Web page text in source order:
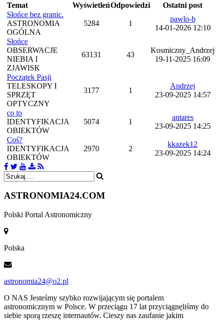
Temat WyświetleńOdpowiedzi
Ostatni post
Słońce bez granic.
ASTRONOMIA
OGÓLNA
5284 1
pawlo-b
14-01-2026 12:10
Słońce
OBSERWACJE
NIEBIA I
ZJAWISK
63131 43
Kosmiczny_Andrzej
19-11-2025 16:09
Początek Pasji
TELESKOPY I
SPRZĘT
OPTYCZNY
3177 1
Andrzej
23-09-2025 14:57
co to
IDENTYFIKACJA
OBIEKTÓW
5074 1
antares
23-09-2025 14:25
Coś?
IDENTYFIKACJA
OBIEKTÓW
2970 2
kkazek12
23-09-2025 14:24
ASTRONOMIA24.COM
Polski Portal Astronomiczny
Polska
astronomia24@o2.pl
O NAS Jesteśmy szybko rozwijającym się portalem
astronomicznym w Polsce. W przeciągu 17 lat przyciągnęliśmy do
siebie sporą rzeszę internautów. Cieszy nas zaufanie jakim